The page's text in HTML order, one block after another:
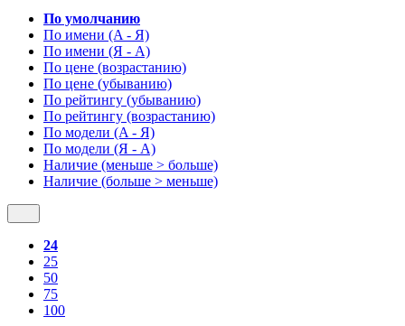
По умолчанию
По имени (A - Я)
По имени (Я - A)
По цене (возрастанию)
По цене (убыванию)
По рейтингу (убыванию)
По рейтингу (возрастанию)
По модели (A - Я)
По модели (Я - A)
Наличие (меньше > больше)
Наличие (больше > меньше)
24
25
50
75
100